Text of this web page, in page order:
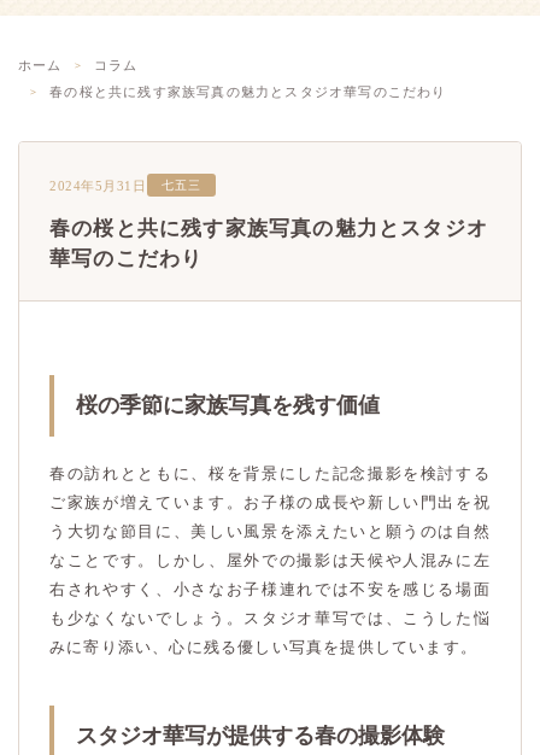
ホーム
コラム
春の桜と共に残す家族写真の魅力とスタジオ華写のこだわり
2024年5月31日 七五三
春の桜と共に残す家族写真の魅力とスタジオ
華写のこだわり
桜の季節に家族写真を残す価値
春の訪れとともに、桜を背景にした記念撮影を検討する
ご家族が増えています。お子様の成長や新しい門出を祝
う大切な節目に、美しい風景を添えたいと願うのは自然
なことです。しかし、屋外での撮影は天候や人混みに左
右されやすく、小さなお子様連れでは不安を感じる場面
も少なくないでしょう。スタジオ華写では、こうした悩
みに寄り添い、心に残る優しい写真を提供しています。
スタジオ華写が提供する春の撮影体験